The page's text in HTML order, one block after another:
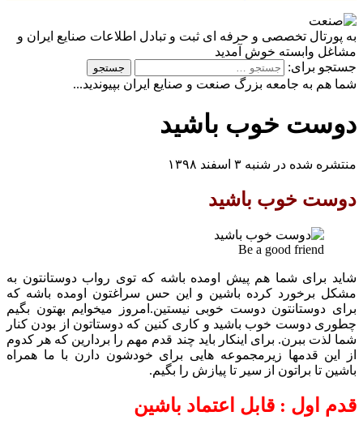
تخصصی و حرفه ای ثبت و تبادل اطلاعات صنایع ایران و
وابسته خوش آمدید
برای:
به جامعه بزرگ صنعت و صنایع ایران بپیوندید...
خوب باشید
در شنبه ۳ اسفند ۱۳۹۸
خوب باشید
Be a good
شما هم پیش اومده باشه که توی رواب دوستانتون به
کرده باشین و این حس سراغتون اومده باشه که
دوست خوبی نیستین.امروز میخوایم بهتون بگیم
دوست خوب باشید و کاری کنین که دوستاتون از بودن کنار
ببرن. برای اینکار باید چند قدم مهم را بردارین که هر کدوم
قدمها زیرمجموعه هایی برای خودشون دارن با ما همراه
براتون از سیر تا پیازش را بگیم.
: قابل اعتماد باشین